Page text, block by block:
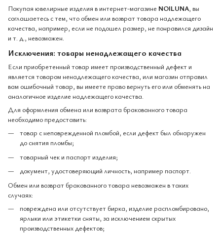
Покупая ювелирные изделия в интернет-магазине NOILUNA, вы
соглашаетесь с тем, что обмен или возврат товара надлежащего
качества, например, если не подошел размер, не понравился дизайн
и т. д., невозможен.
Исключения: товары ненадлежащего качества
Если приобретенный товар имеет производственный дефект и
является товаром ненадлежащего качества, или магазин отправил
вам ошибочный товар, вы имеете право вернуть его или обменять на
аналогичное изделие надлежащего качества.
Для оформления обмена или возврата бракованного товара
необходимо предоставить:
товар с неповрежденной пломбой, если дефект был обнаружен
до снятия пломбы;
товарный чек и паспорт изделия;
документ, удостоверяющий личность, например паспорт.
Обмен или возврат бракованного товара невозможен в таких
случаях:
повреждена или отсутствует бирка, изделие распломбировано,
ярлыки или этикетки сняты, за исключением скрытых
производственных дефектов;